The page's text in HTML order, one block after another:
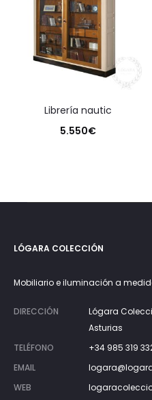
librería nautic
5.550€
LÓGARA COLECCIÓN
Mobiliario e iluminación a
DIRECCIÓN
Lógara
Asturias
TELÉFONO
+34 985 319
EMAIL
WEB